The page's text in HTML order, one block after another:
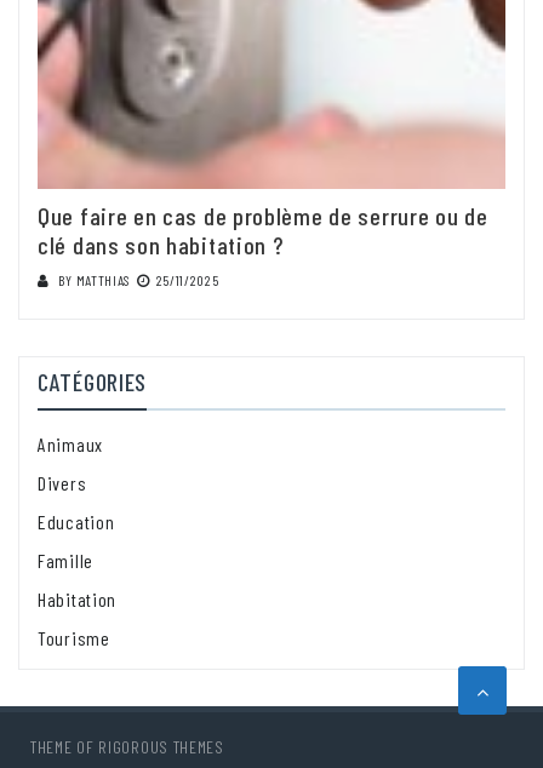
Que faire en cas de problème de serrure ou de
clé dans son habitation ?
BY MATTHIAS 25/11/2025
CATÉGORIES
Animaux
Divers
Education
Famille
Habitation
Tourisme
THEME OF RIGOROUS THEMES